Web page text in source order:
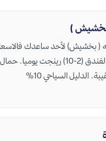
)
( بخشيش) لأحد ساعدك